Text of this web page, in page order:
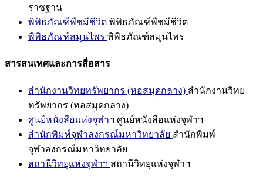
ราชฐาน
พิพิธภัณฑ์พืชมีชีวิต พิพิธภัณฑ์พืชมีชีวิต
พิพิธภัณฑ์สมุนไพร พิพิธภัณฑ์สมุนไพร
สารสนเทศและการสื่อสาร
สำนักงานวิทยทรัพยากร (หอสมุดกลาง) สำนักงานวิทย
ทรัพยากร (หอสมุดกลาง)
ศูนย์หนังสือแห่งจุฬาฯ ศูนย์หนังสือแห่งจุฬาฯ
สำนักพิมพ์จุฬาลงกรณ์มหาวิทยาลัย สำนักพิมพ์
จุฬาลงกรณ์มหาวิทยาลัย
สถานีวิทยุแห่งจุฬาฯ สถานีวิทยุแห่งจุฬาฯ